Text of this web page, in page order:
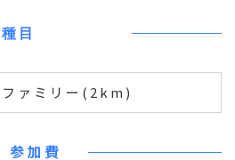
種目
ァミリー(2km)
参加費